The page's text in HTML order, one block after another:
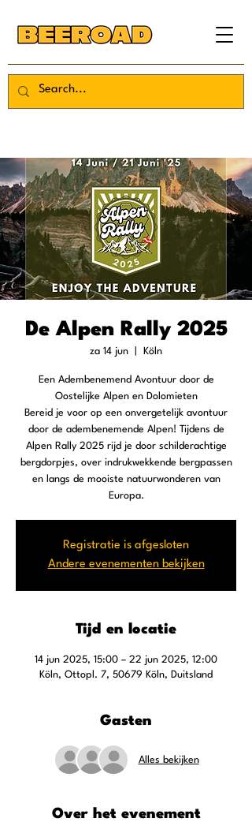
De Alpen Rally 2025
za 14 jun Köln
Een Adembenemend Avontuur door de
Oostelijke Alpen en Dolomieten
Bereid je voor op een onvergetelijk avontuur
door de adembenemende Alpen! Tijdens de
Alpen Rally 2025 rijd je door schilderachtige
bergdorpjes, over indrukwekkende bergpassen
en langs de mooiste natuurwonderen van
Europa.
Registratie is afgesloten
Andere evenementen bekijken
Tijd en locatie
14 jun 2025, 15:00 – 22 jun 2025, 12:00
Köln, Ottopl. 7, 50679 Köln, Duitsland
Gasten
Alles bekijken
Over het evenement